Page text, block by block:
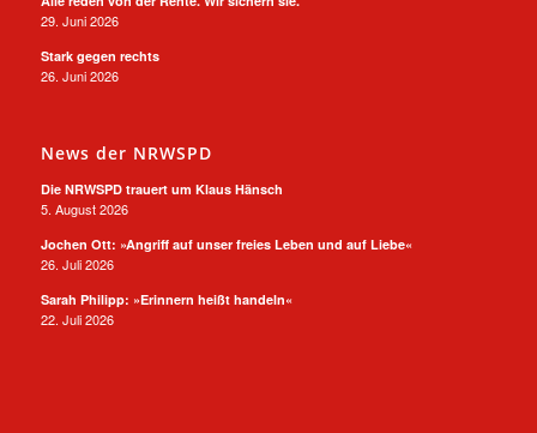
29. Juni 2026
Stark gegen rechts
26. Juni 2026
News der NRWSPD
Die NRWSPD trauert um Klaus Hänsch
5. August 2026
Jochen Ott: »Angriff auf unser freies Leben und auf Liebe«
26. Juli 2026
Sarah Philipp: »Erinnern heißt handeln«
22. Juli 2026